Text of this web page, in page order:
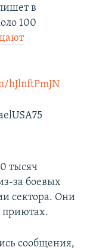
в
100
hJlnftPmJN
тысяч
за боевых
сектора. Они
приютах.
сообщения,